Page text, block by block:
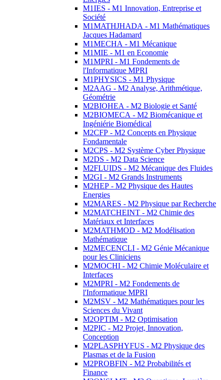
M1IES - M1 Innovation, Entreprise et
Société
M1MATHJHADA - M1 Mathématiques
Jacques Hadamard
M1MECHA - M1 Mécanique
M1MIE - M1 en Economie
M1MPRI - M1 Fondements de
l'Informatique MPRI
M1PHYSICS - M1 Physique
M2AAG - M2 Analyse, Arithmétique,
Géométrie
M2BIOHEA - M2 Biologie et Santé
M2BIOMECA - M2 Biomécanique et
Ingéniérie Biomédical
M2CFP - M2 Concepts en Physique
Fondamentale
M2CPS - M2 Système Cyber Physique
M2DS - M2 Data Science
M2FLUIDS - M2 Mécanique des Fluides
M2GI - M2 Grands Instruments
M2HEP - M2 Physique des Hautes
Energies
M2MARES - M2 Physique par Recherche
M2MATCHEINT - M2 Chimie des
Matériaux et Interfaces
M2MATHMOD - M2 Modélisation
Mathématique
M2MECENCLI - M2 Génie Mécanique
pour les Cliniciens
M2MOCHI - M2 Chimie Moléculaire et
Interfaces
M2MPRI - M2 Fondements de
l'Informatique MPRI
M2MSV - M2 Mathématiques pour les
Sciences du Vivant
M2OPTIM - M2 Optimisation
M2PIC - M2 Projet, Innovation,
Conception
M2PLASPHYFUS - M2 Physique des
Plasmas et de la Fusion
M2PROBFIN - M2 Probabilités et
Finance